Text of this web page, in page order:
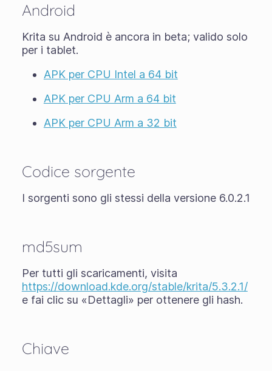
Android
Krita su Android è ancora in beta; valido solo
per i tablet.
APK per CPU Intel a 64 bit
APK per CPU Arm a 64 bit
APK per CPU Arm a 32 bit
Codice sorgente
I sorgenti sono gli stessi della versione 6.0.2.1
md5sum
Per tutti gli scaricamenti, visita
https://download.kde.org/stable/krita/5.3.2.1/
e fai clic su «Dettagli» per ottenere gli hash.
Chiave